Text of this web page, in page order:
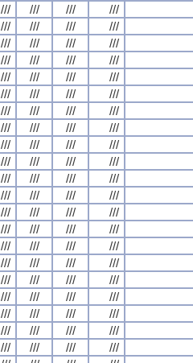
/// /// /// ///
/// /// /// ///
/// /// /// ///
/// /// /// ///
/// /// /// ///
/// /// /// ///
/// /// /// ///
/// /// /// ///
/// /// /// ///
/// /// /// ///
/// /// /// ///
/// /// /// ///
/// /// /// ///
/// /// /// ///
/// /// /// ///
/// /// /// ///
/// /// /// ///
/// /// /// ///
/// /// /// ///
/// /// /// ///
/// /// /// ///